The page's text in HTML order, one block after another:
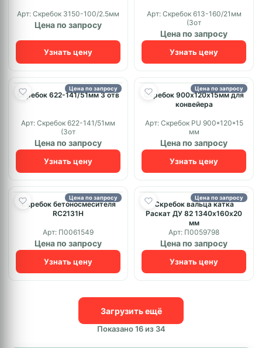
Арт: Скребок 3150-100/2.5мм
Цена по запросу
Узнать цену
Арт: Скребок 613-160/21мм
(3от
Цена по запросу
Узнать цену
Цена по запросу
Скребок 622-141/51мм 3 отв
Арт: Скребок 622-141/51мм
(3от
Цена по запросу
Узнать цену
Цена по запросу
Скребок 900х120х15мм для
конвейера
Арт: Скребок PU 900*120*15
мм
Цена по запросу
Узнать цену
Цена по запросу
Скребок бетоносмесителя
RC2131H
Арт: П0061549
Цена по запросу
Узнать цену
Цена по запросу
Скребок вальца катка
Раскат ДУ 82 1340х160х20
мм
Арт: П0059798
Цена по запросу
Узнать цену
Загрузить ещё
Показано 16 из 34